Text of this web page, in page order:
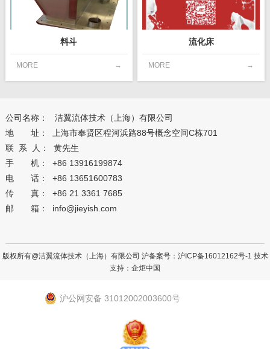
料斗
MORE →
流化床
MORE →
公司名称： 洁翼流体技术（上海）有限公司
地 址： 上海市奉贤区程河浜路88号概念空间C栋701
联 系 人： 黄先生
手 机： +86 13916199874
电 话： +86 13651600783
传 真： +86 21 3361 7685
邮 箱： info@jieyish.com
版权所有@洁翼流体技术（上海）有限公司 沪备案号： 沪ICP备16012162号-1 技术
支持： 企炬中国
沪公网安备 31012002003600号